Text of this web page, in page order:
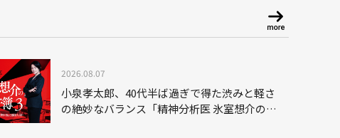
2026.08.07
小泉孝太郎、40代半ば過ぎで得た渋みと軽さ
の絶妙なバランス「精神分析医 氷室想介の事